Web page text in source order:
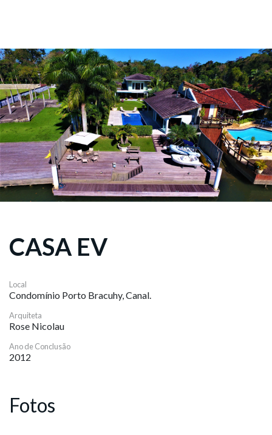
CASA EV
Local
Condomínio Porto Bracuhy, Canal.
Arquiteta
Rose Nicolau
Ano de Conclusão
2012
Fotos